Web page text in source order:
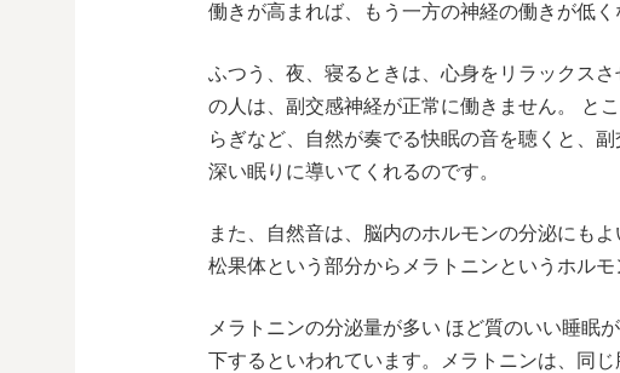
働きが高まれば、もう一方の神経の働きが低く
ふつう、夜、寝るときは、心身をリラックス
の人は、副交感神経が正常に働きません。 と
らぎなど、自然が奏でる快眠の音を聴くと、
深い眠りに導いてくれるのです。
また、自然音は、脳内のホルモンの分泌にも
松果体という部分からメラトニンというホルモ
メラトニンの分泌量が多い ほど質のいい睡眠
下するといわれています。メラトニンは、同